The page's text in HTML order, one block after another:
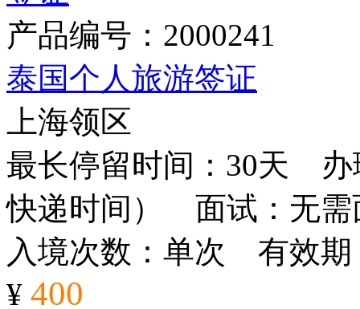
产品编号：2000241
泰国个人旅游签证
上海领区
最长停留时间：30天 办
快递时间） 面试：无需
入境次数：单次 有效期
¥ 400